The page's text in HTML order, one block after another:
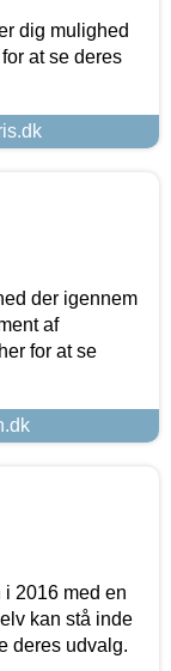
dig mulighed
at se deres
der igennem
af
for at se
i 2016 med en
kan stå inde
deres udvalg.